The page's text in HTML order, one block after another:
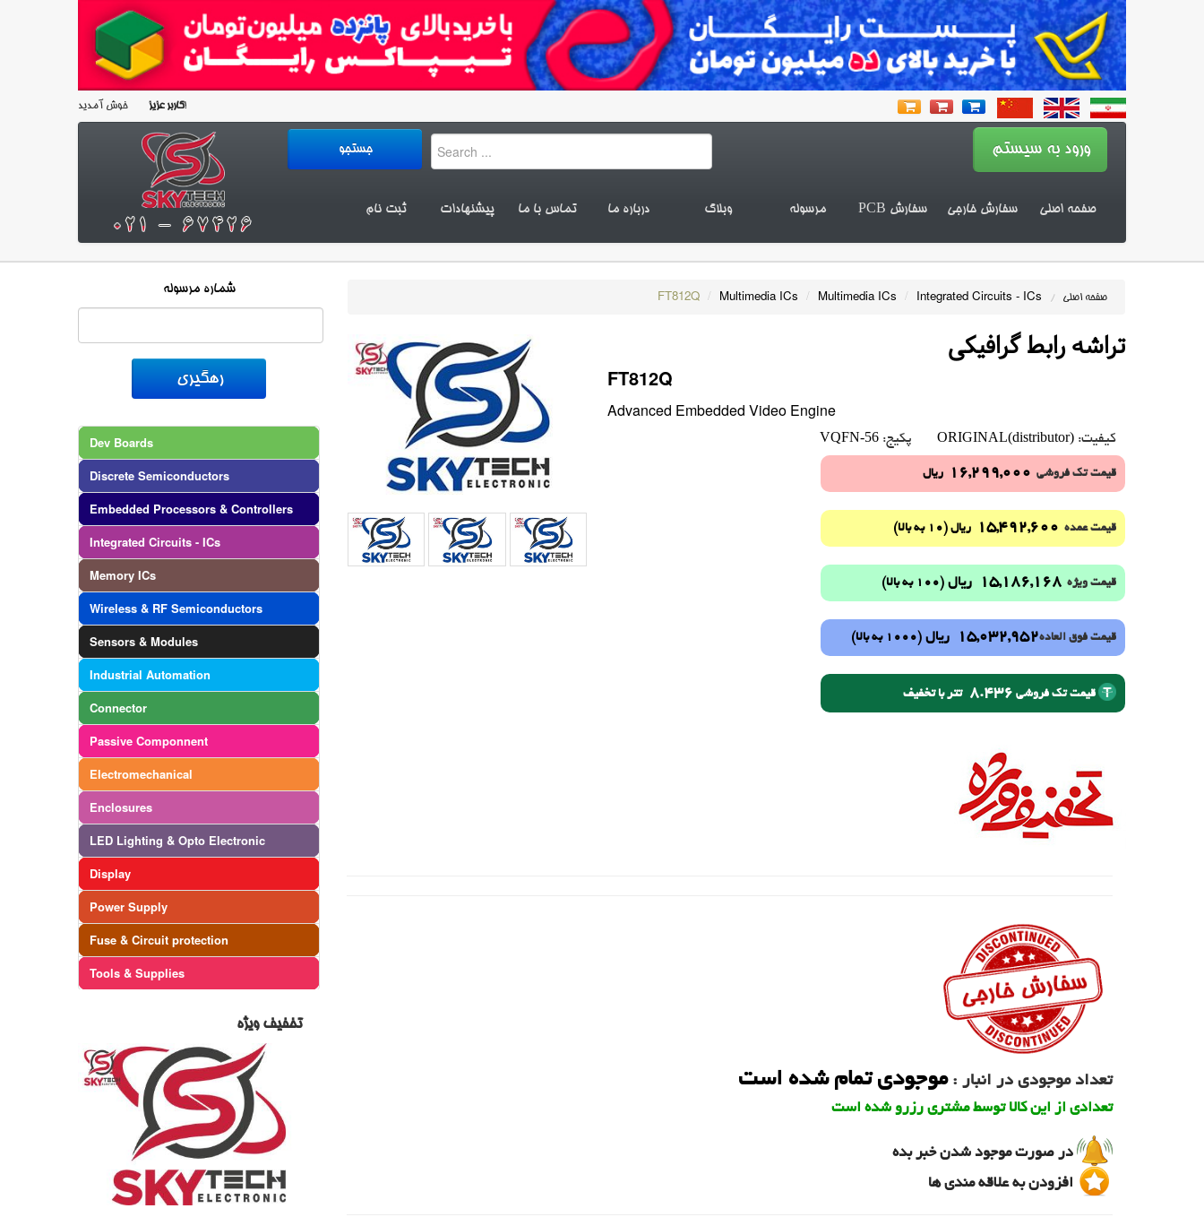
کاربر عزیزخوش آمدید!
صفحه اصلی سفارش خارجی سفارش PCB مرسوله وبلاگ درباره ما تماس با ما پیشنهادات ثبت نام
شماره مرسوله
Dev Boards
Discrete Semiconductors
Embedded Processors & Controllers
Integrated Circuits - ICs
Memory ICs
Wireless & RF Semiconductors
Sensors & Modules
Industrial Automation
Connector
Passive Componnent
Electromechanical
Enclosures
LED Lighting & Opto Electronic
Display
Power Supply
Fuse & Circuit protection
Tools & Supplies
تخفیف ویژه
صفحه اصلی /
Integrated Circuits - ICs
/
Multimedia ICs
/
Multimedia ICs
/
FT812Q
تراشه رابط گرافیکی
FT812Q
Advanced Embedded Video Engine
کیفیت: ORIGINAL(distributor) پکیج: VQFN-56
قیمت تک فروشی 16,299,000 ریال
قیمت عمده 15,492,600 ریال (10 به بالا)
قیمت ویژه 15,186,168 ریال (100 به بالا)
قیمت فوق العاده15,032,952 ریال (1000 به بالا)
قیمت تک فروشی 8.436 تتر با تخفیف
تعداد موجودی در انبار :موجودی تمام شده است
تعدادی از این کالا توسط مشتری رزرو شده است
در صورت موجود شدن خبر بده
افزودن به علاقه مندی ها